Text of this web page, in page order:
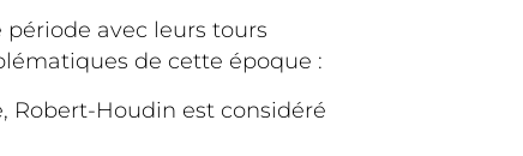
avec leurs tours
de cette époque :
Robert-Houdin est considéré